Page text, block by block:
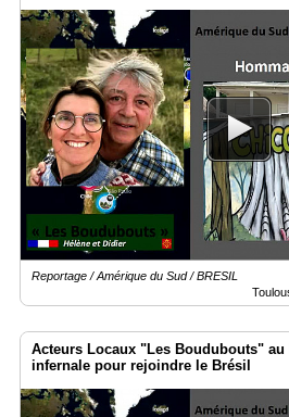
Reportage / Amérique du Sud / BRESIL
Acteurs Locaux "Les Boudubouts" au
infernale pour rejoindre le Brésil